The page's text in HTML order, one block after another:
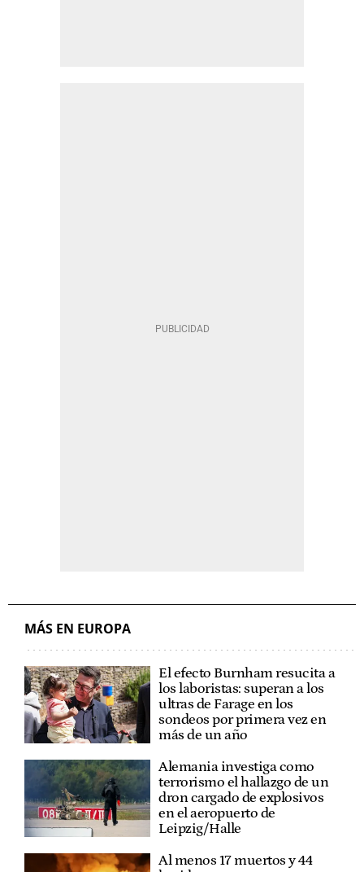
MÁS EN EUROPA
El efecto Burnham resucita a
los laboristas: superan a los
ultras de Farage en los
sondeos por primera vez en
más de un año
Alemania investiga como
terrorismo el hallazgo de un
dron cargado de explosivos
en el aeropuerto de
Leipzig/Halle
Al menos 17 muertos y 44